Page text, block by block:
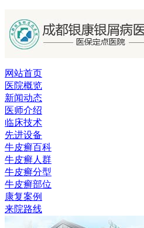
网站首页
医院概览
新闻动态
医师介绍
临床技术
先进设备
牛皮癣百科
牛皮癣人群
牛皮癣分型
牛皮癣部位
康复案例
来院路线